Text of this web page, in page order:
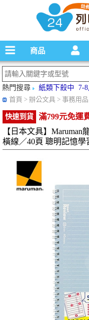
碳粉匣，墨水匣,原廠碳粉匣，
商品
熱門搜尋 紙類下殺中 7-
首頁 > 辦公文具 > 事務用
快速到貨
滿799元免運
【日本文具】Maruman
橫線／40頁 聰明記憶